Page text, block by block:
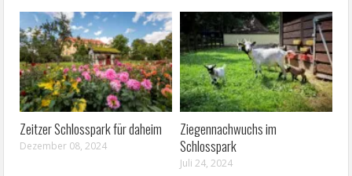
Zeitzer Schlosspark für daheim
Dezember 08, 2024
Ziegennachwuchs im
Schlosspark
Juli 24, 2024